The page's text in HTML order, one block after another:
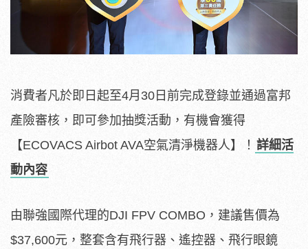
消費者凡於即日起至4月30日前完成登錄並通過富邦
產險審核，即可參加抽獎活動，有機會獲得
【ECOVACS Airbot AVA空氣清淨機器人】！ 詳細活
動內容
由聯強國際代理的DJI FPV COMBO，建議售價為
$37,600元，整套含有飛行器、遙控器、飛行眼鏡